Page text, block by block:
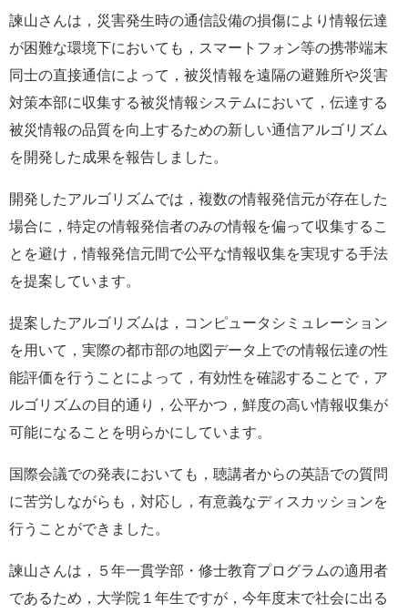
諫山さんは，災害発生時の通信設備の損傷により情報伝達
が困難な環境下においても，スマートフォン等の携帯端末
同士の直接通信によって，被災情報を遠隔の避難所や災害
対策本部に収集する被災情報システムにおいて，伝達する
被災情報の品質を向上するための新しい通信アルゴリズム
を開発した成果を報告しました。
開発したアルゴリズムでは，複数の情報発信元が存在した
場合に，特定の情報発信者のみの情報を偏って収集するこ
とを避け，情報発信元間で公平な情報収集を実現する手法
を提案しています。
提案したアルゴリズムは，コンピュータシミュレーション
を用いて，実際の都市部の地図データ上での情報伝達の性
能評価を行うことによって，有効性を確認することで，ア
ルゴリズムの目的通り，公平かつ，鮮度の高い情報収集が
可能になることを明らかにしています。
国際会議での発表においても，聴講者からの英語での質問
に苦労しながらも，対応し，有意義なディスカッションを
行うことができました。
諫山さんは，５年一貫学部・修士教育プログラムの適用者
であるため，大学院１年生ですが，今年度末で社会に出る